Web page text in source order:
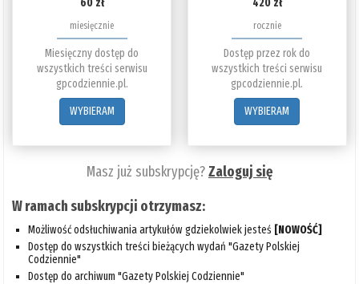
miesięcznie
Miesięczny dostęp do
wszystkich treści serwisu
gpcodziennie.pl.
WYBIERAM
rocznie
Dostęp przez rok do
wszystkich treści serwisu
gpcodziennie.pl.
WYBIERAM
Masz już subskrypcję?Zaloguj się
W ramach subskrypcji otrzymasz:
Możliwość odsłuchiwania artykułów gdziekolwiek jesteś [NOWOŚĆ]
Dostęp do wszystkich treści bieżących wydań "Gazety Polskiej
Codziennie"
Dostęp do archiwum "Gazety Polskiej Codziennie"